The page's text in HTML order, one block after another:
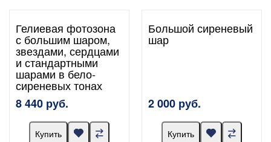
Гелиевая фотозона
с большим шаром,
звездами, сердцами
и стандартными
шарами в бело-
сиреневых тонах
8 440 руб.
Купить
Большой сиреневый
шар
2 000 руб.
Купить